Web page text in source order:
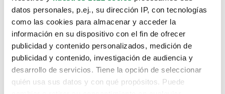
datos personales, p.ej., su dirección IP, con tecnologías
como las cookies para almacenar y acceder la
información en su dispositivo con el fin de ofrecer
publicidad y contenido personalizados, medición de
publicidad y contenido, investigación de audiencia y
desarrollo de servicios. Tiene la opción de seleccionar
quién usa sus datos y con qué propósitos. Puede
Lo sentimos, no sabemos como
te hemos traido hasta aquí.
Pero puedes encontrar el coche que estás
buscando en alguno de estos enlaces: